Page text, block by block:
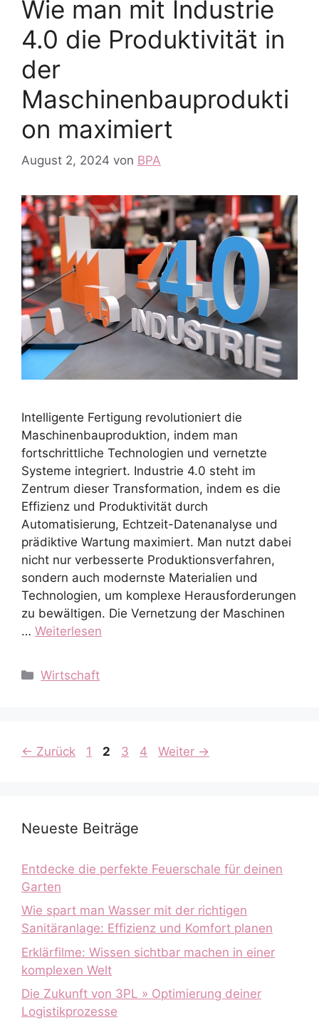
Wie man mit Industrie
4.0 die Produktivität in
der
Maschinenbauprodukti
on maximiert
August 2, 2024 von BPA
Intelligente Fertigung revolutioniert die
Maschinenbauproduktion, indem man
fortschrittliche Technologien und vernetzte
Systeme integriert. Industrie 4.0 steht im
Zentrum dieser Transformation, indem es die
Effizienz und Produktivität durch
Automatisierung, Echtzeit-Datenanalyse und
prädiktive Wartung maximiert. Man nutzt dabei
nicht nur verbesserte Produktionsverfahren,
sondern auch modernste Materialien und
Technologien, um komplexe Herausforderungen
zu bewältigen. Die Vernetzung der Maschinen
… Weiterlesen
Kategorien
Wirtschaft
← Zurück Seite
1 Seite
2 Seite
3 Seite
4 Weiter →
Neueste Beiträge
Entdecke die perfekte Feuerschale für deinen
Garten
Wie spart man Wasser mit der richtigen
Sanitäranlage: Effizienz und Komfort planen
Erklärfilme: Wissen sichtbar machen in einer
komplexen Welt
Die Zukunft von 3PL » Optimierung deiner
Logistikprozesse